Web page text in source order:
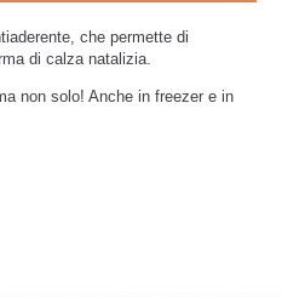
che permette di
di calza natalizia.
non solo! Anche in freezer e in